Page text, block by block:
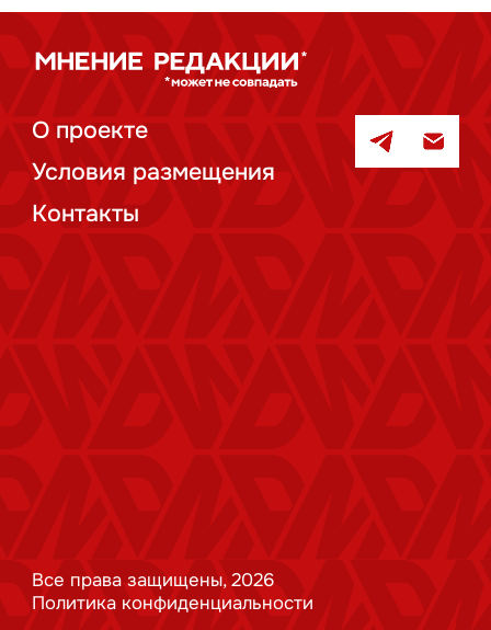
О проекте
Условия размещения
Контакты
Все права защищены, 2026
Политика конфиденциальности